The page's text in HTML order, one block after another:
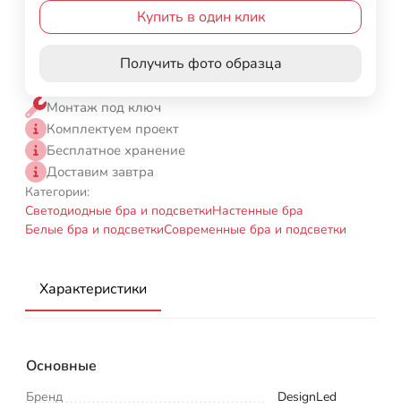
Купить в один клик
Получить фото образца
Монтаж под ключ
Комплектуем проект
Бесплатное хранение
Доставим завтра
Категории:
Светодиодные бра и подсветкиНастенные бра
Белые бра и подсветкиСовременные бра и подсветки
Характеристики
Основные
Бренд
DesignLed